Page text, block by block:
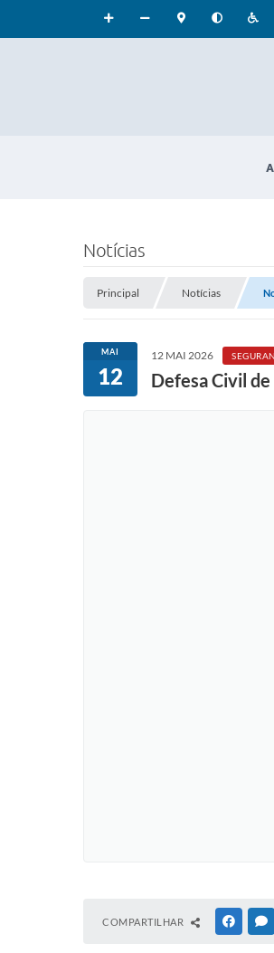
Notícias
Principal Notícias
MAI
12
12 MAI 2026
Defesa Civil
COMPARTILHAR